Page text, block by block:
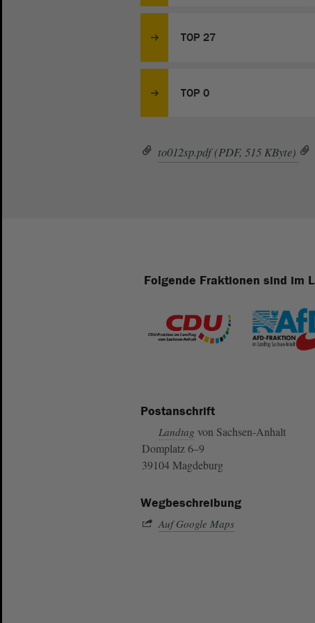
TOP 27
TOP 0
to012sp.pdf (PDF, 515 KByte)
Folgende Fraktionen sind im
Postanschrift
Landtag von Sachsen-Anhalt
Domplatz 6–9
39104 Magdeburg
Wegbeschreibung
Auf Google Maps